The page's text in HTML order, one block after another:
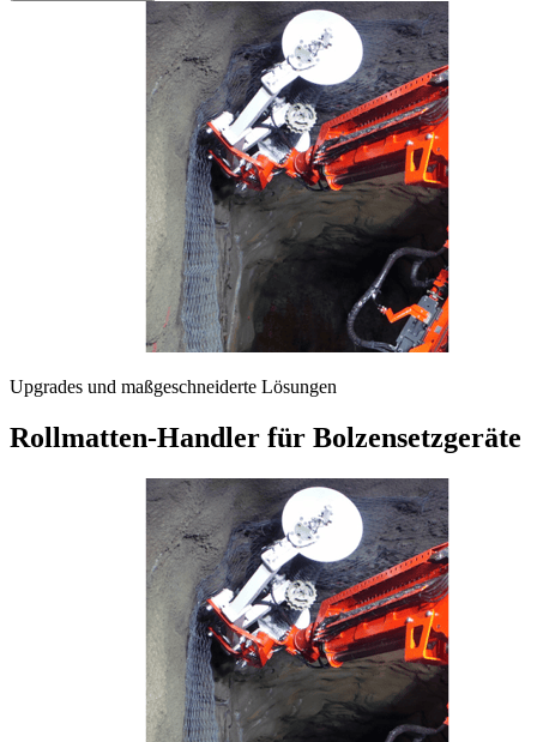
Upgrades und maßgeschneiderte Lösungen
Rollmatten-Handler für Bolzensetzgeräte